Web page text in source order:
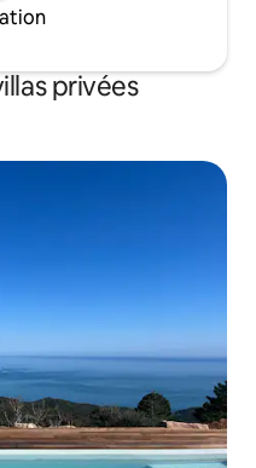
privées
appréciés